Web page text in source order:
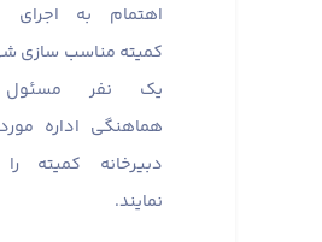
اهتمام به اجرای
کمیته مناسب سازی
یک نفر
هماهنگی اداره
دبیرخانه کمیته
نمایند.